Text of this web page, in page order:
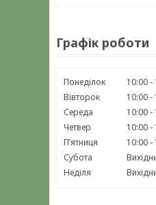
Графік роботи
Понеділок 10:00
Вівторок
10:00
Середа
10:00
Четвер
10:00
Пʼятниця
10:00
Субота
Неділя